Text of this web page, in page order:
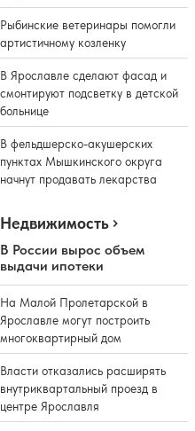
Рыбинские ветеринары помогли
артистичному козленку
В Ярославле сделают фасад и
смонтируют подсветку в детской
больнице
В фельдшерско-акушерских
пунктах Мышкинского округа
начнут продавать лекарства
Недвижимость
В России вырос объем
выдачи ипотеки
На Малой Пролетарской в
Ярославле могут построить
многоквартирный дом
Власти отказались расширять
внутриквартальный проезд в
центре Ярославля